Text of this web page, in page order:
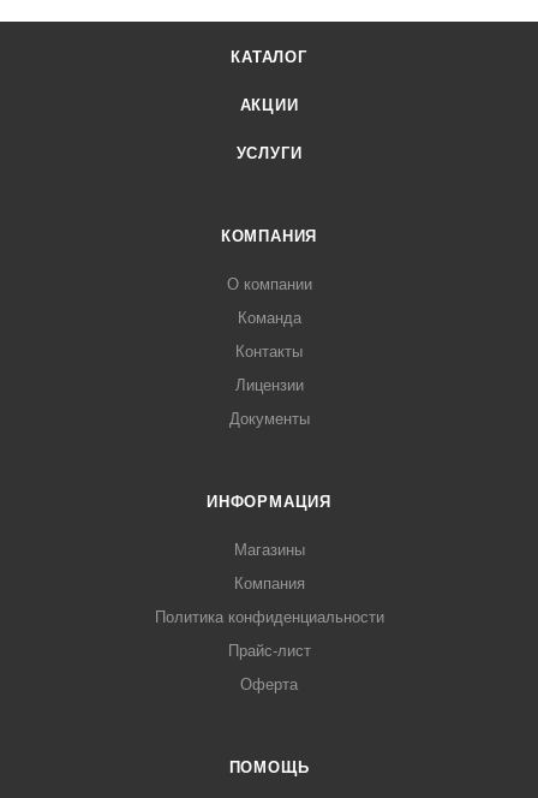
КАТАЛОГ
АКЦИИ
УСЛУГИ
КОМПАНИЯ
О компании
Команда
Контакты
Лицензии
Документы
ИНФОРМАЦИЯ
Магазины
Компания
Политика конфиденциальности
Прайс-лист
Оферта
ПОМОЩЬ